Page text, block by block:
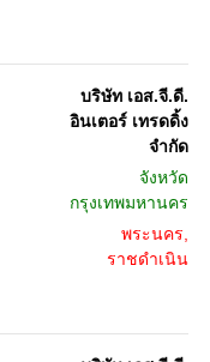
บริษัท เอส.จี.ดี.
อินเตอร์ เทรดดิ้ง
จำกัด
จังหวัด
กรุงเทพมหานคร
พระนคร,
ราชดำเนิน